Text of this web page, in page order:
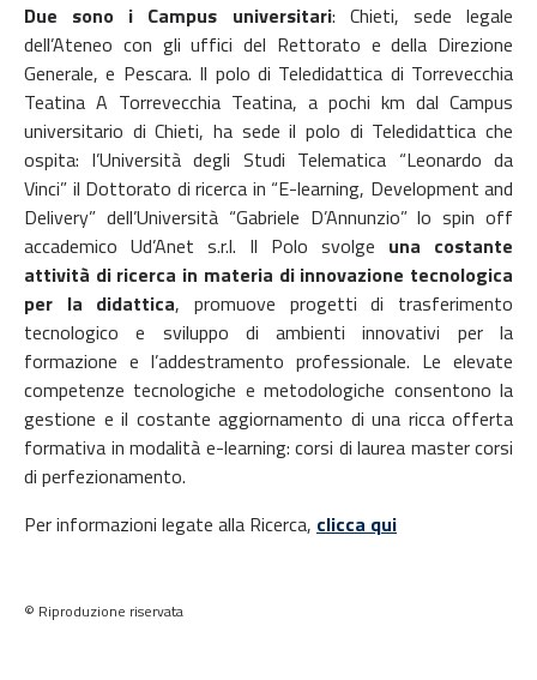
Due sono i Campus universitari: Chieti, sede legale
dell’Ateneo con gli uffici del Rettorato e della Direzione
Generale, e Pescara. Il polo di Teledidattica di Torrevecchia
Teatina A Torrevecchia Teatina, a pochi km dal Campus
universitario di Chieti, ha sede il polo di Teledidattica che
ospita: l’Università degli Studi Telematica “Leonardo da
Vinci” il Dottorato di ricerca in “E-learning, Development and
Delivery” dell’Università “Gabriele D’Annunzio” lo spin off
accademico Ud’Anet s.r.l. Il Polo svolge una costante
attività di ricerca in materia di innovazione tecnologica
per la didattica, promuove progetti di trasferimento
tecnologico e sviluppo di ambienti innovativi per la
formazione e l’addestramento professionale. Le elevate
competenze tecnologiche e metodologiche consentono la
gestione e il costante aggiornamento di una ricca offerta
formativa in modalità e-learning: corsi di laurea master corsi
di perfezionamento.
Per informazioni legate alla Ricerca, clicca qui
© Riproduzione riservata